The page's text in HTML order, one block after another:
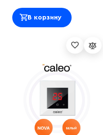
В корзину